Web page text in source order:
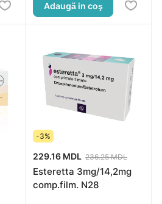
Adaugă in coş
-3%
229.16 MDL 236.25 MDL
Esteretta 3mg/14,2mg
comp.film. N28